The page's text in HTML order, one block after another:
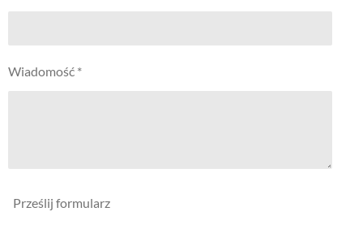
Wiadomość *
Prześlij formularz